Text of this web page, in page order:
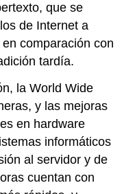
que se
de Internet a
comparación con
tardía.
la World Wide
y las mejoras
en hardware
informáticos
al servidor y de
cuentan con